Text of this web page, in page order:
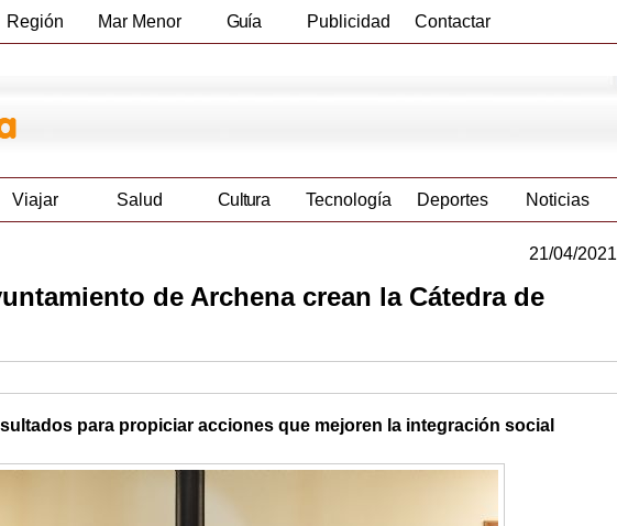
Región Mar Menor Guía Publicidad Contactar
Viajar Salud Cultura Tecnología Deportes Noticias
21/04/2021
de Archena crean la Cátedra de
para propiciar acciones que mejoren la integración social